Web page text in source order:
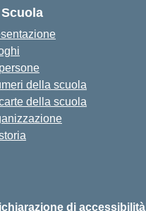
della scuola
della scuola
di accessibilità